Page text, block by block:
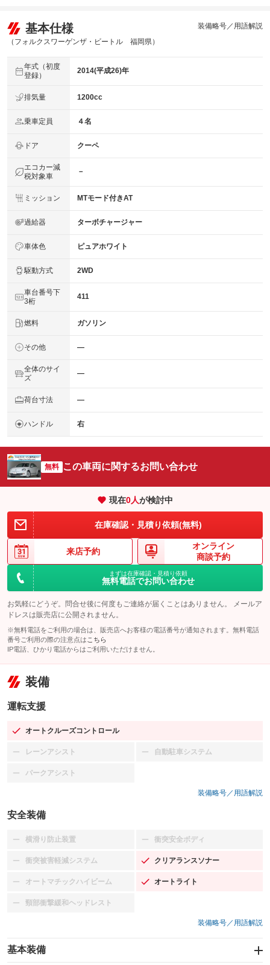
基本仕様
（フォルクスワーゲンザ・ビートル 福岡県）
装備略号／用語解説
年式（初度
登録）
2014(平成26)年
排気量 1200cc
乗車定員 ４名
ドア クーペ
エコカー減
税対象車
－
ミッション MTモード付きAT
過給器 ターボチャージャー
車体色 ピュアホワイト
駆動方式 2WD
車台番号下
3桁
411
燃料 ガソリン
その他 ―
全体のサイ
ズ
―
荷台寸法 ―
ハンドル 右
無料 この車両に関するお問い合わせ
現在0人が検討中
在庫確認・見積り依頼(無料)
来店予約
オンライン
商談予約
まずは在庫確認・見積り依頼
無料電話でお問い合わせ
お気軽にどうぞ。問合せ後に何度もご連絡が届くことはありません。 メールア
ドレスは販売店に公開されません。
※無料電話をご利用の場合は、販売店へお客様の電話番号が通知されます。無料電話
番号ご利用の際の注意点は こちら
IP電話、ひかり電話からはご利用いただけません。
装備
運転支援
オートクルーズコントロール
：装備あり
レーンアシスト
：装備なし 自動駐車システム
：装備なし
パークアシスト
：装備なし
装備略号／用語解説
安全装備
横滑り防止装置
：装備なし 衝突安全ボディ
：装備なし
衝突被害軽減システム
：装備なし クリアランスソナー
：装備あり
オートマチックハイビーム
：装備なし オートライト
：装備あり
頸部衝撃緩和ヘッドレスト
：装備なし
装備略号／用語解説
基本装備